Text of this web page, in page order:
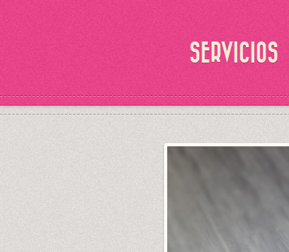
SERVICIOS